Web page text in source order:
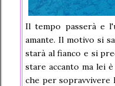
Il tempo passerà e
amante. Il motivo si
starà al fianco e si
stare accanto ma lei
che per sopravvivere